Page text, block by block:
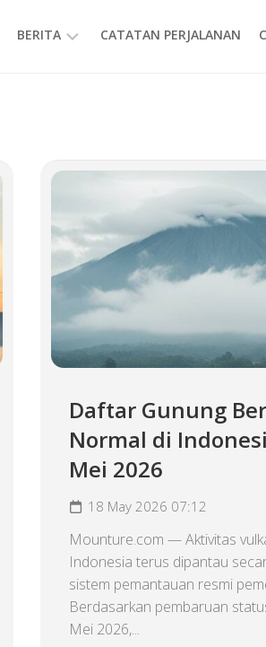
BERITA CATATAN PERJALANAN
Daftar Gunung
Normal di
Mei 2026
18 May 2026 07:12
Mounture.com — Aktivitas
Indonesia terus dipantau
sistem pemantauan resmi
Berdasarkan pembaruan
Mei 2026,...